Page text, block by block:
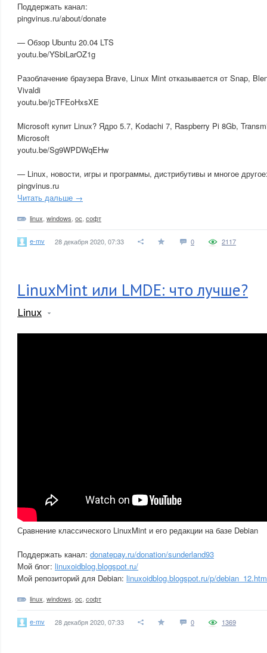
Поддержать канал:
pingvinus.ru/about/donate
— Обзор Ubuntu 20.04 LTS
youtu.be/YSbiLarOZ1g
Разоблачение браузера Brave, Linux Mint отказывается от Snap,
Vivaldi
youtu.be/jcTFEoHxsXE
Microsoft купит Linux? Ядро 5.7, Kodachi 7, Raspberry Pi 8Gb,
Microsoft
youtu.be/Sg9WPDWqEHw
— Linux, новости, игры и программы, дистрибутивы и многое
pingvinus.ru
Читать дальше →
linux windows ос софт
e-mv 28 декабря 2020, 07:33 0 2117
LinuxMint или LMDE: что лучше?
Linux
Сравнение классического LinuxMint и его редакции на базе Debian
Поддержать канал: donatepay.ru/donation/sunderland93
Мой блог: linuxoidblog.blogspot.ru/
Мой репозиторий для Debian: linuxoidblog.blogspot.ru/p/
linux windows ос софт
e-mv 28 декабря 2020, 07:33 0 1369